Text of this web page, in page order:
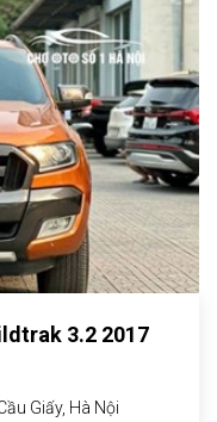
3.2 2017
Giấy, Hà Nội